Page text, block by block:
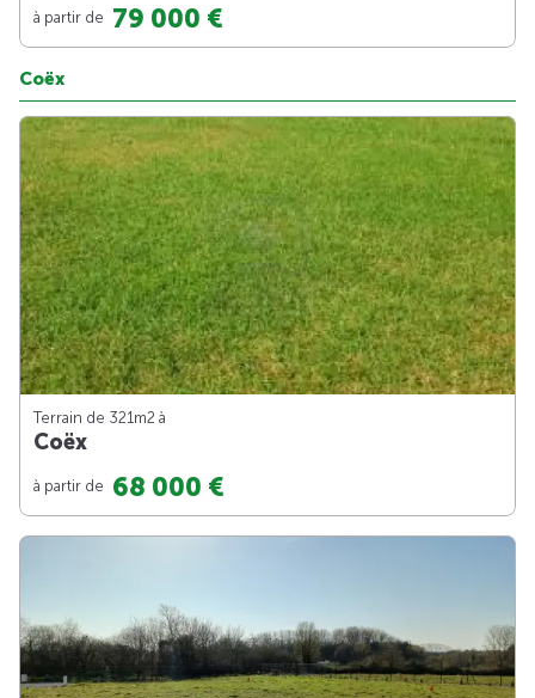
à partir de 79 000 €
Coëx
Terrain de 321m2 à
Coëx
à partir de 68 000 €